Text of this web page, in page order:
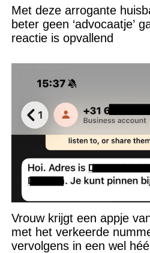
Met deze arrogante
beter geen ‘advocaatje’
reactie is opvallend
Vrouw krijgt een appje
met het verkeerde
vervolgens in een wel